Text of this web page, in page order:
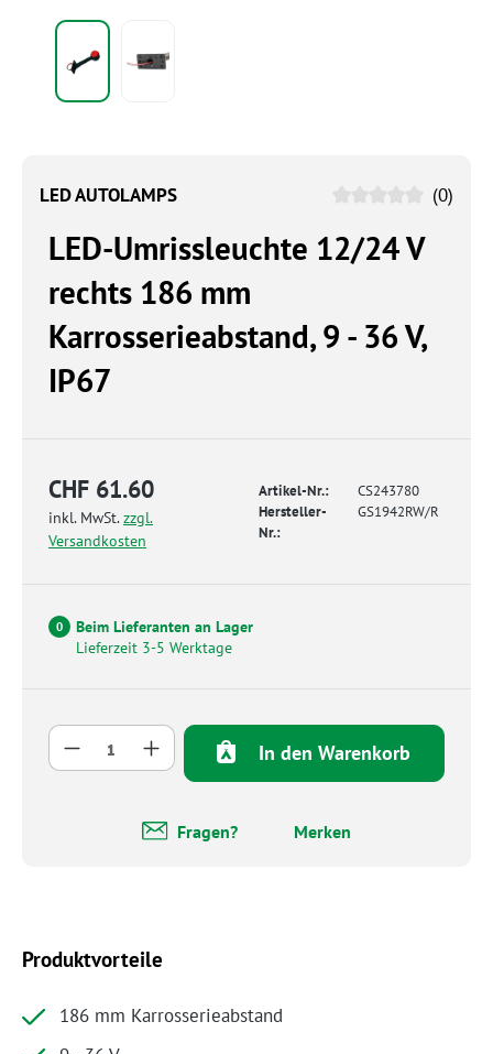
LED AUTOLAMPS (0)
LED-Umrissleuchte 12/24 V
rechts 186 mm
Karrosserieabstand, 9 - 36 V,
IP67
CHF 61.60
inkl. MwSt.zzgl.
Versandkosten
Artikel-Nr.:
CS243780
Hersteller-
Nr.:
GS1942RW/R
0
Beim Lieferanten an Lager
Lieferzeit 3-5 Werktage
Produkt Anzahl: Gib den gewünschten
In den Warenkorb
Fragen? Merken
Produktvorteile
186 mm Karrosserieabstand